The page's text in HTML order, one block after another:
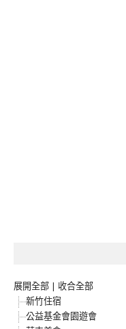
展開全部 | 收合全部
新竹住宿
公益基金會園遊會